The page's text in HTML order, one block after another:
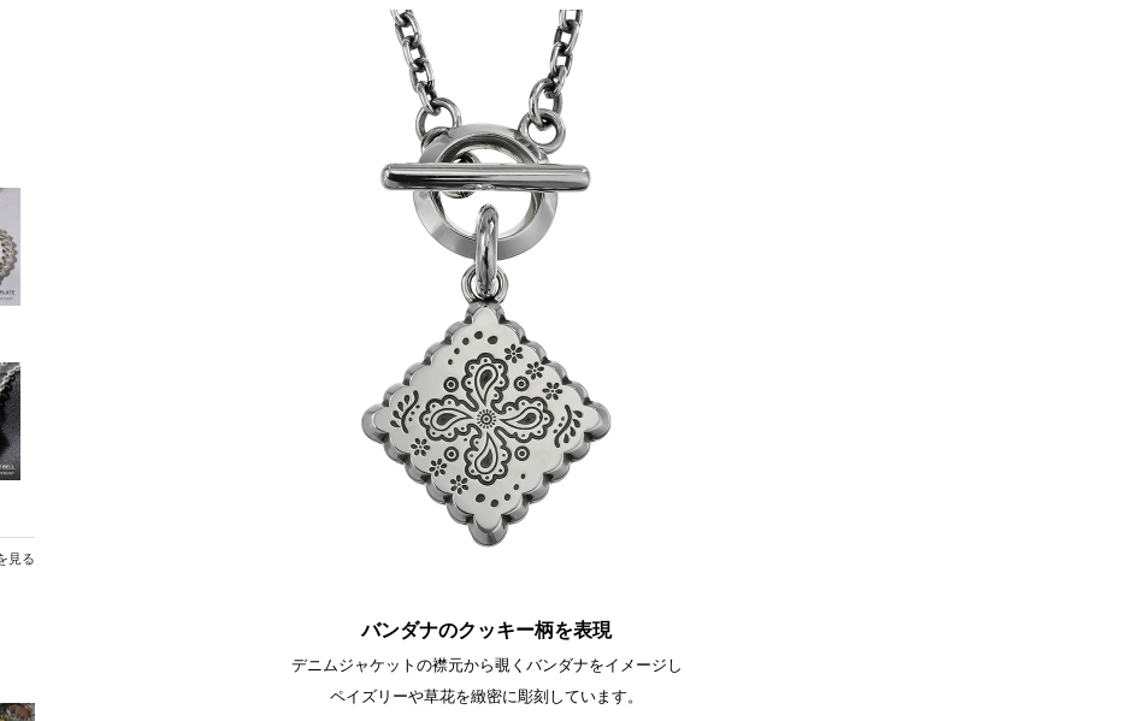
バンダナのクッキー柄を表現
デニムジャケットの襟元から覗くバンダナをイメージし
ペイズリーや草花を緻密に彫刻しています。